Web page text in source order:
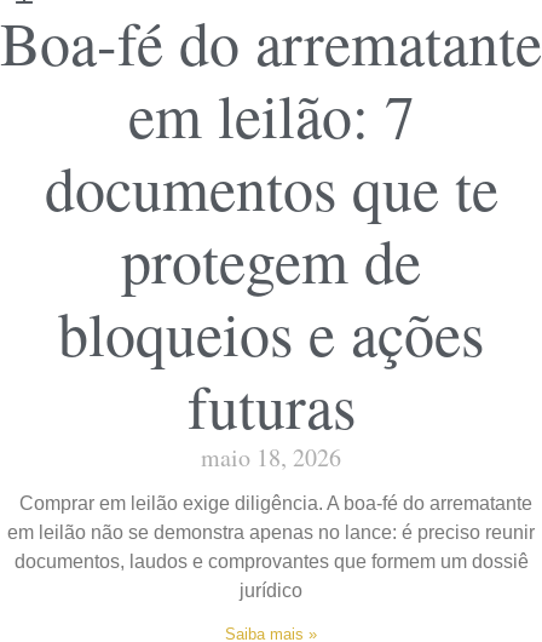
Boa-fé do arrematante
em leilão: 7
documentos que te
protegem de
bloqueios e ações
futuras
maio 18, 2026
Comprar em leilão exige diligência. A boa-fé do arrematante
em leilão não se demonstra apenas no lance: é preciso reunir
documentos, laudos e comprovantes que formem um dossiê
jurídico
Saiba mais »